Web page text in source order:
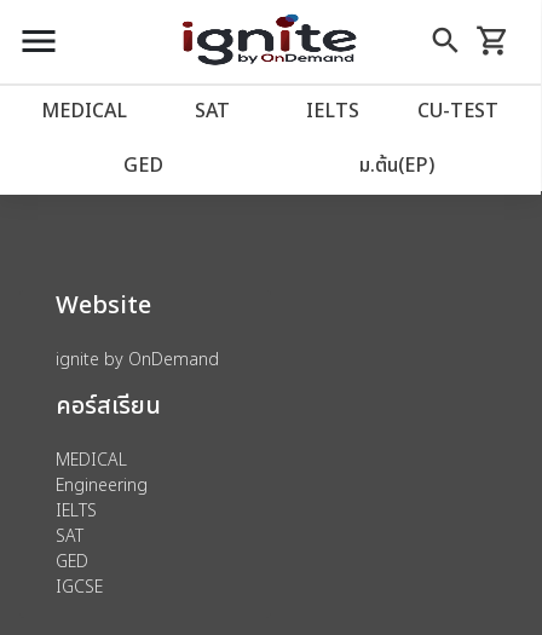
close
account_balance หน้าแรก
เว็บไซต์อิกไนท์
import_contacts วางแผนการเรียน
account_circle เข้าสู่ระบบ
assignment ลงทะเบียน
menu search
Skip
to
shopping_cart
รถเข็น
MEDICAL SAT IELTS CU‑TEST
GED ม.ต้น(EP)
We could not find anything for 80001863
Website
ignite by OnDemand
คอร์สเรียน
MEDICAL
Engineering
IELTS
SAT
GED
IGCSE